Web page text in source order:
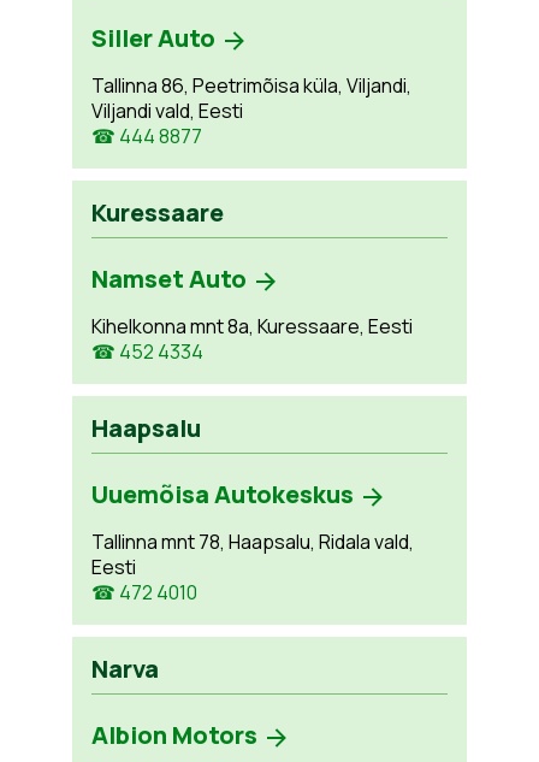
Siller Auto
Tallinna 86, Peetrimõisa küla, Viljandi,
Viljandi vald, Eesti
☎ 444 8877
Kuressaare
Namset Auto
Kihelkonna mnt 8a, Kuressaare, Eesti
☎ 452 4334
Haapsalu
Uuemõisa Autokeskus
Tallinna mnt 78, Haapsalu, Ridala vald,
Eesti
☎ 472 4010
Narva
Albion Motors